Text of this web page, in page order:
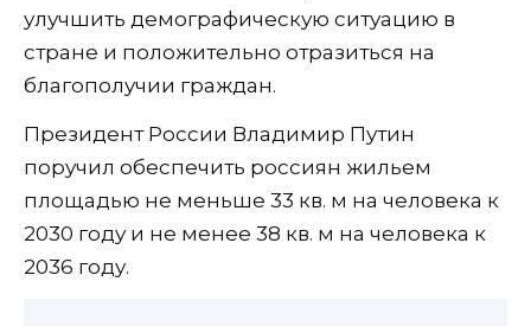
улучшить демографическую ситуацию в
стране и положительно отразиться на
благополучии граждан.
Президент России Владимир Путин
поручил обеспечить россиян жильем
площадью не меньше 33 кв. м на человека к
2030 году и не менее 38 кв. м на человека к
2036 году.